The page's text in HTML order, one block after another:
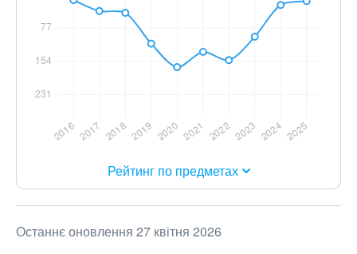
Рейтинг по предметах
Останнє оновлення 27 квітня 2026